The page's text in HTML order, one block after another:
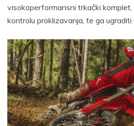
visokoperformansni trkački komplet,
kontrolu proklizavanja, te ga ugraditi